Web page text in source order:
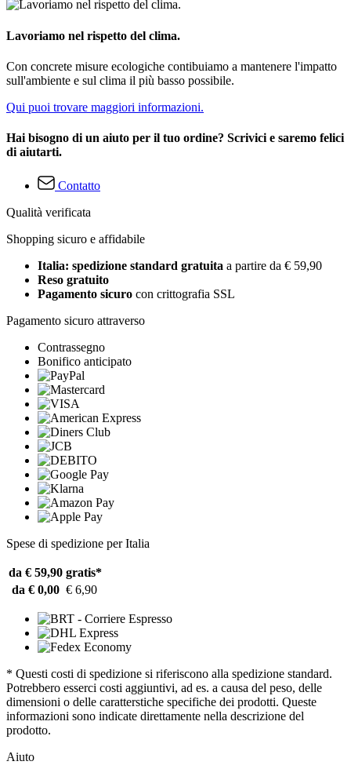
Lavoriamo nel rispetto del clima.
Con concrete misure ecologiche contibuiamo a mantenere l'impatto
sull'ambiente e sul clima il più basso possibile.
Qui puoi trovare maggiori informazioni.
Hai bisogno di un aiuto per il tuo ordine? Scrivici e saremo felici
di aiutarti.
Contatto
Qualità verificata
Shopping sicuro e affidabile
Italia: spedizione standard gratuita a partire da € 59,90
Reso gratuito
Pagamento sicuro con crittografia SSL
Pagamento sicuro attraverso
Contrassegno
Bonifico anticipato
Spese di spedizione per Italia
da € 59,90 gratis*
da € 0,00 € 6,90
* Questi costi di spedizione si riferiscono alla spedizione standard.
Potrebbero esserci costi aggiuntivi, ad es. a causa del peso, delle
dimensioni o delle caratterstiche specifiche dei prodotti. Queste
informazioni sono indicate direttamente nella descrizione del
prodotto.
Aiuto